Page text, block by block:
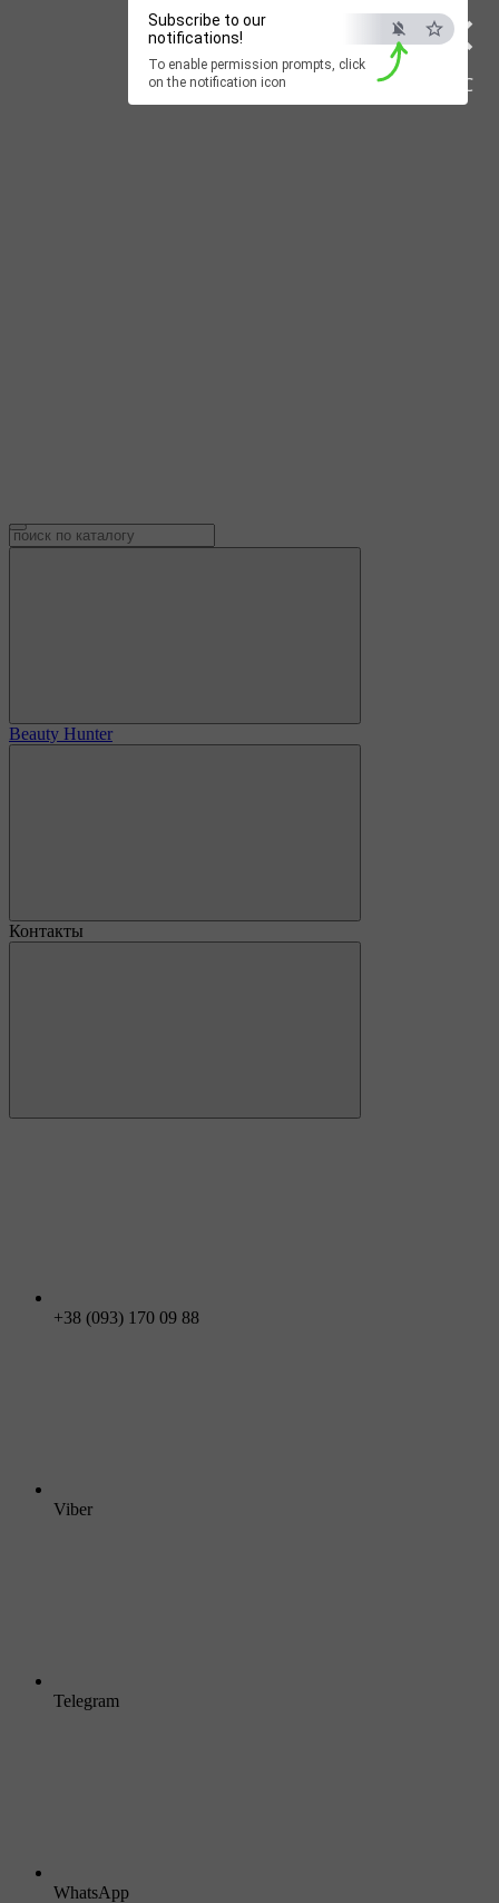
×
ESC
Subscribe to our
notifications!
To enable permission prompts, click
on the notification icon
Beauty Hunter
Контакты
+38 (093) 170 09 88
Viber
Telegram
WhatsApp